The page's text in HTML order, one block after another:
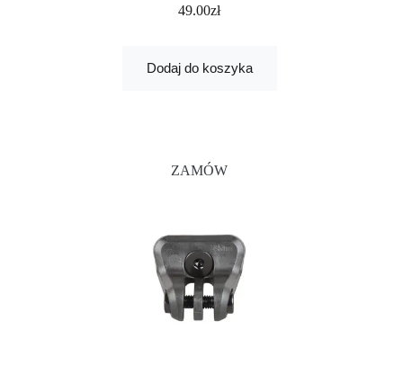
49.00zł
Dodaj do koszyka
ZAMÓW